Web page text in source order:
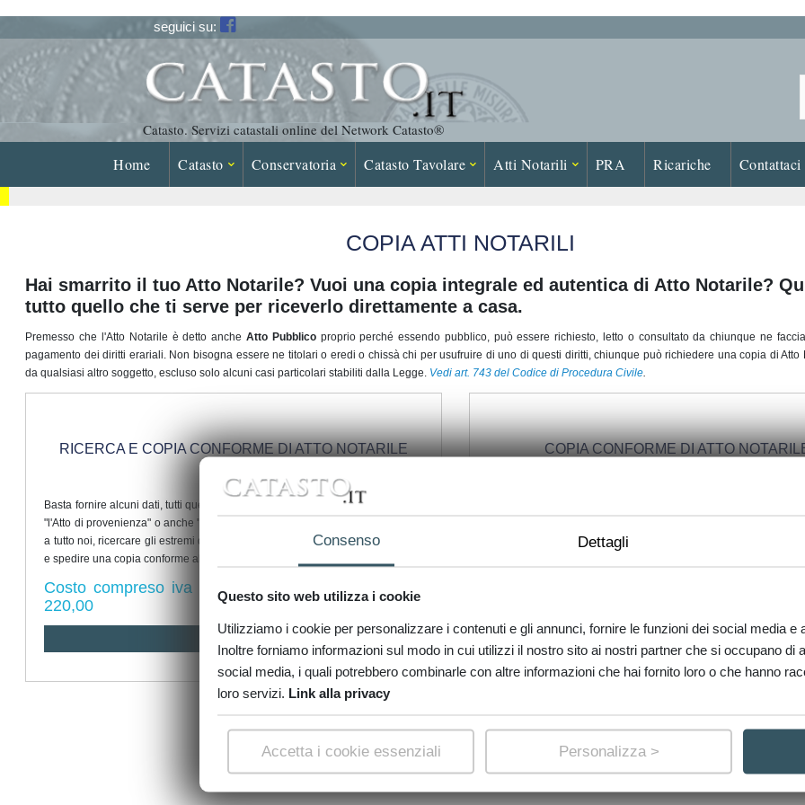
seguici su:
Catasto. Servizi catastali online del Network Catasto®
Home Catasto Conservatoria Catasto Tavolare Atti Notarili PRA Ricariche Contattaci
COPIA ATTI NOTARILI
Hai smarrito il tuo Atto Notarile? Vuoi una copia integrale ed autentica di Atto Notarile?
tutto quello che ti serve per riceverlo direttamente a casa.
Premesso che l'Atto Notarile è detto anche Atto Pubblicoproprio perché essendo pubblico, può essere richiesto, letto o consultato da chiunque ne
pagamento dei diritti erariali. Non bisogna essere ne titolari o eredi o chissà chi per usufruire di uno di questi diritti, chiunque può richiedere una copia di Atto
da qualsiasi altro soggetto, escluso solo alcuni casi particolari stabiliti dalla Legge. Vedi art. 743 del Codice di Procedura Civile.
RICERCA E COPIA CONFORME DI ATTO NOTARILE
Basta fornire alcuni dati, tutti quelli a vostra disposizione, anche solo indicativi
"l'Atto di provenienza" o anche "l'Atto d'acquisto dei miei genitori", penseremo
a tutto noi, ricercare gli estremi dell'Atto Pubblico, dov'è conservato, prelevare
e spedire una copia conforme al vostro recapito.
Costo compreso iva e fino a 60€ di diritti erariali €
220,00
>
COPIA CONFORME DI ATTO
ricercare trovare l'Atto Pubblico, farne produrre copia conforme,
Consenso Dettagli
Questo sito web utilizza i cookie
Utilizziamo i cookie per personalizzare i contenuti e gli annunci, fornire le funzioni dei social media e
Inoltre forniamo informazioni sul modo in cui utilizzi il nostro sito ai nostri partner che si occupano di
social media, i quali potrebbero combinarle con altre informazioni che hai fornito loro o che hanno
loro servizi. Link alla privacy
Accetta i cookie essenziali Personalizza >